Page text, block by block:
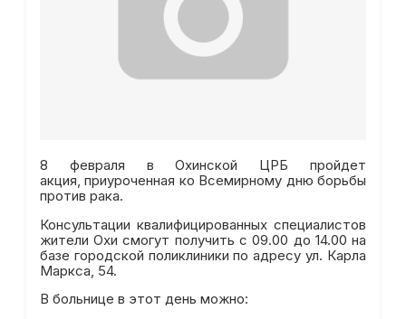
8 февраля в Охинской ЦРБ пройдет
акция, приуроченная ко Всемирному дню борьбы
против рака.
Консультации квалифицированных специалистов
жители Охи смогут получить с 09.00 до 14.00 на
базе городской поликлиники по адресу ул. Карла
Маркса, 54.
В больнице в этот день можно: